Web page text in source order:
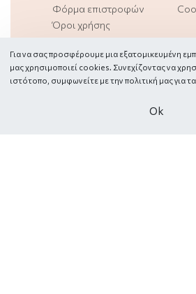
Φόρμα επιστροφών
Όροι χρήσης
FOLLOW US
Για να σας προσφέρουμε μια εξατομικευμένη
μας χρησιμοποιεί cookies. Συνεχίζοντας να
ιστότοπο, συμφωνείτε με την πολιτική μας για τα
Οk